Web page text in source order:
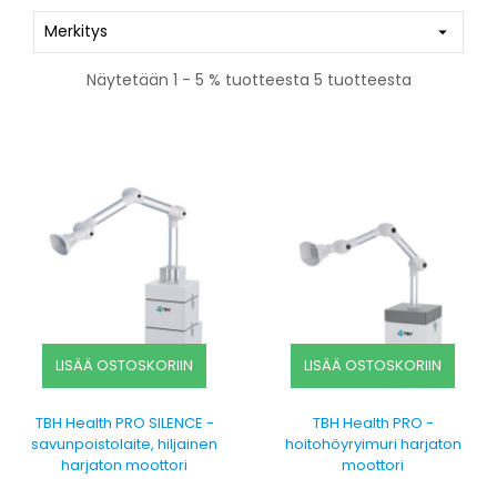
Merkitys 
Näytetään 1 - 5 % tuotteesta 5 tuotteesta
LISÄÄ OSTOSKORIIN
TBH Health PRO SILENCE -
savunpoistolaite, hiljainen
harjaton moottori
LISÄÄ OSTOSKORIIN
TBH Health PRO -
hoitohöyryimuri harjaton
moottori